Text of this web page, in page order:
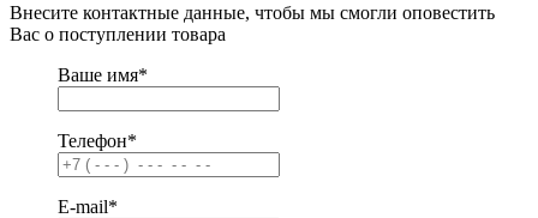
Внесите контактные данные, чтобы мы смогли оповестить
Вас о поступлении товара
Ваше имя*
Телефон*
E-mail*